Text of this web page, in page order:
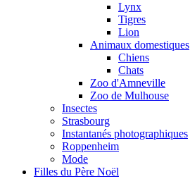
Lynx
Tigres
Lion
Animaux domestiques
Chiens
Chats
Zoo d'Amneville
Zoo de Mulhouse
Insectes
Strasbourg
Instantanés photographiques
Roppenheim
Mode
Filles du Père Noël